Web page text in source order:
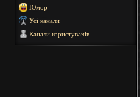
Юмор
Усі канали
Канали користувачів